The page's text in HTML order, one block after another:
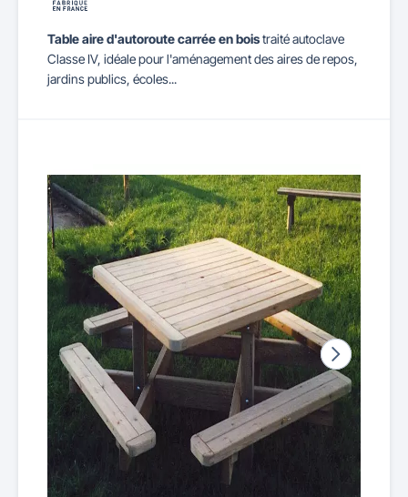
Table aire d'autoroute carrée en boistraité autoclave
Classe IV, idéale pour l'aménagement des aires de repos,
jardins publics, écoles...